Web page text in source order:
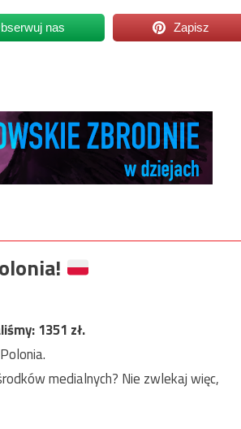
nas Zapisz
1351 zł.
medialnych? Nie zwlekaj więc,